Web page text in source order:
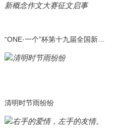
“ONE·一个”杯第十九届全国新概念作文大赛征文启事
清明时节雨纷纷